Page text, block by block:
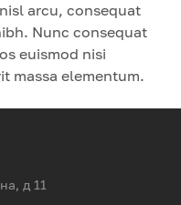
arcu, consequat
Nunc consequat
euismod nisi
massa elementum.
д 11